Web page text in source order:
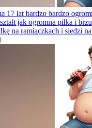
17 lat bardzo bardzo
jak ogromna piłka i
na ramiączkach i siedzi